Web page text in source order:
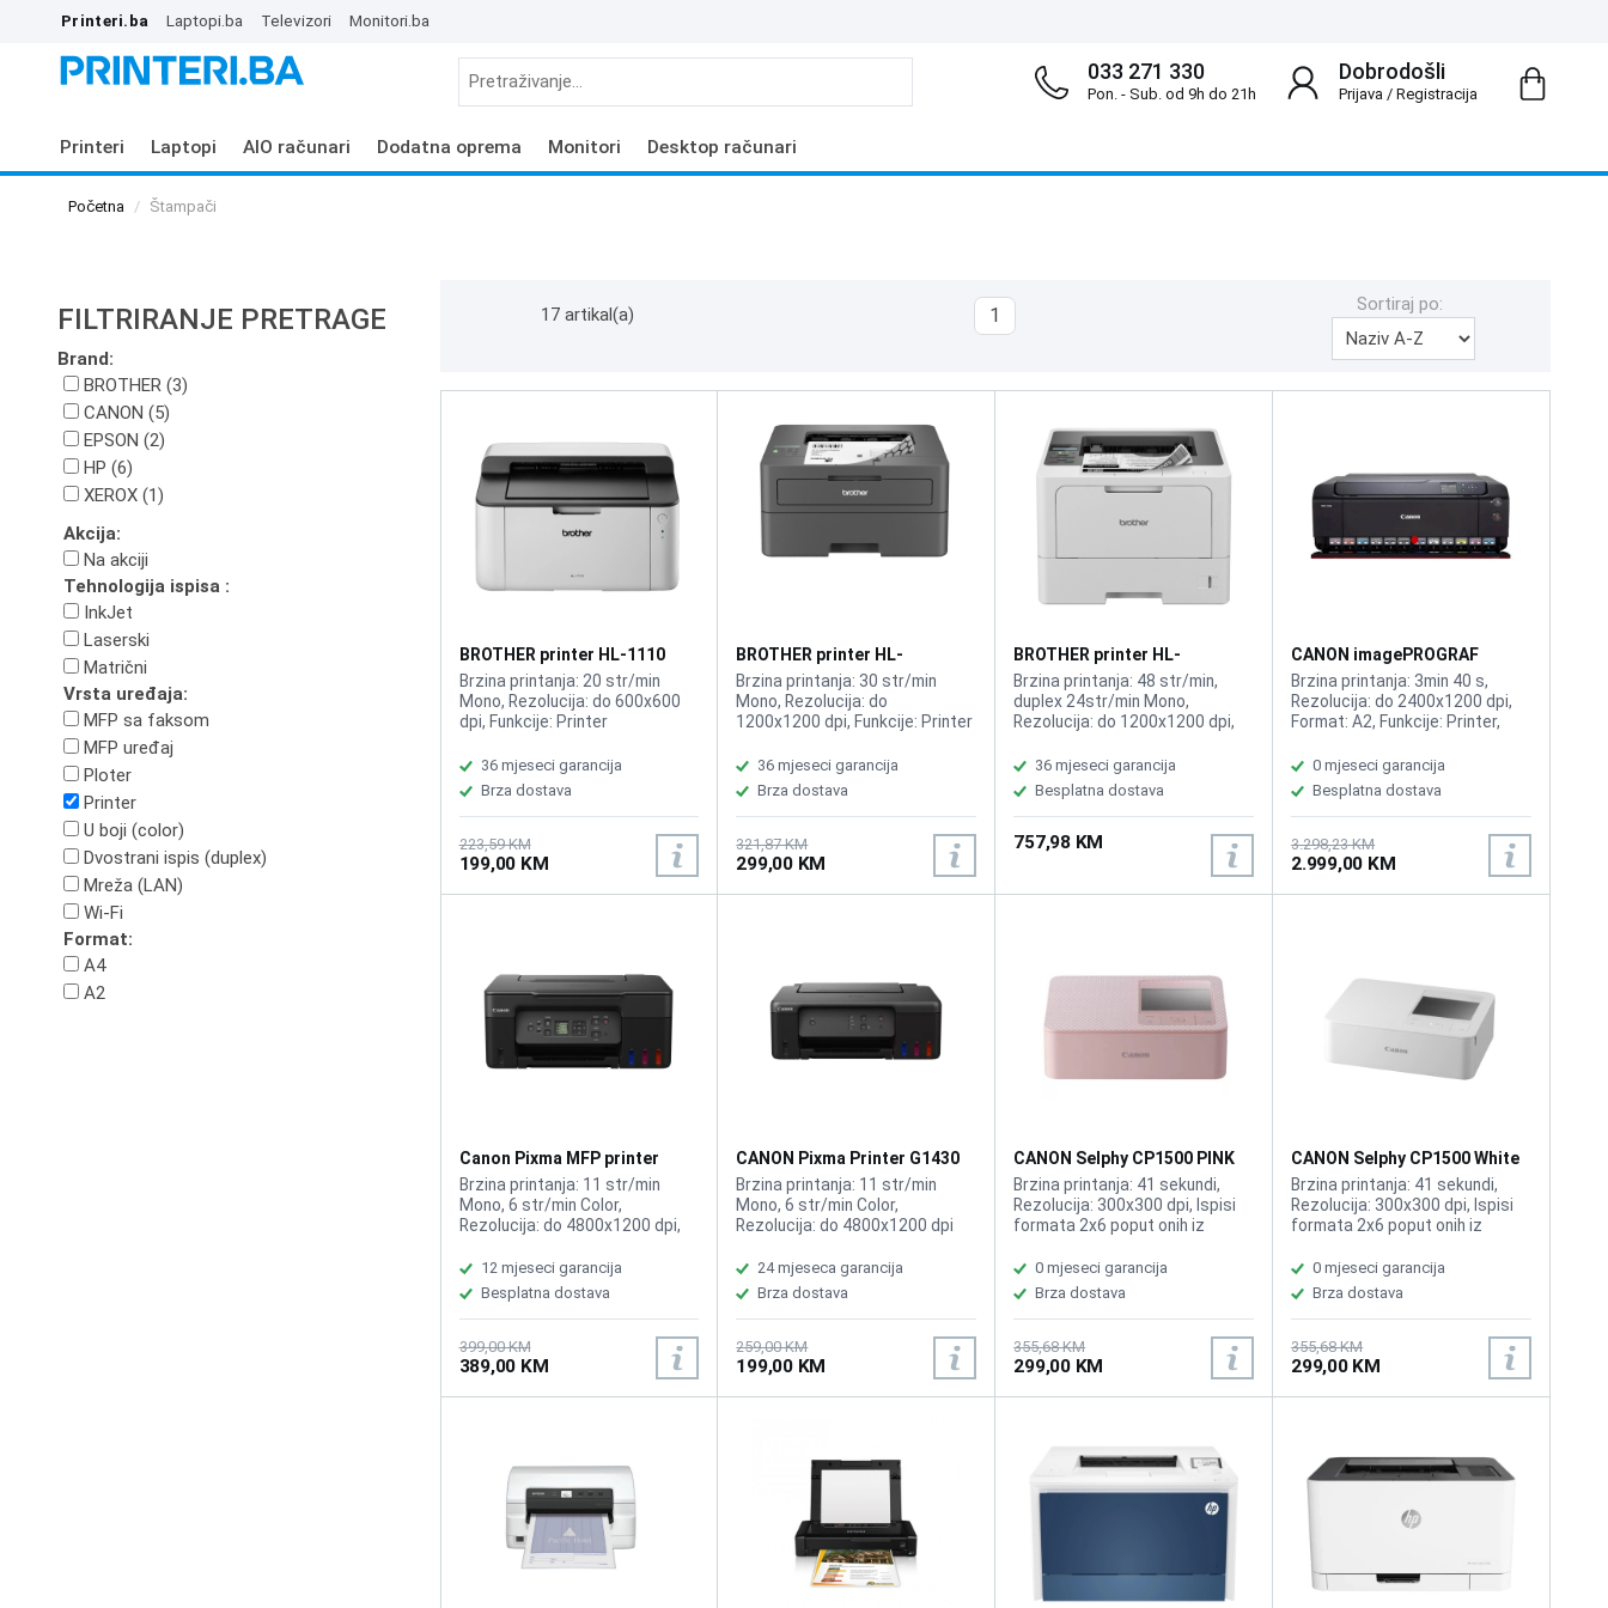
Printeri.ba Laptopi.ba Televizori Monitori.ba
Dobrodošli
Prijava/ Registracija
033 271 330
Pon. - Sub. od 9h do 21h
Printeri Laptopi AIO računari Dodatna oprema Monitori Desktop računari
Početna Štampači
FILTRIRANJE PRETRAGE
Brand:
BROTHER (3)
CANON (5)
EPSON (2)
HP (6)
XEROX (1)
Akcija:
Na akciji
Tehnologija ispisa :
InkJet
Laserski
Matrični
Vrsta uređaja:
MFP sa faksom
MFP uređaj
Ploter
Printer
U boji (color)
Dvostrani ispis (duplex)
Mreža (LAN)
Wi-Fi
Format:
A4
A2
17 artikal(a) 1 Sortiraj po:
BROTHER printer HL-1110
Brzina printanja: 20 str/min
Mono, Rezolucija: do 600x600
dpi, Funkcije: Printer
36 mjeseci garancija
Brza dostava
223,59 KM
199,00 KM
BROTHER printer HL-
L2442DW
Brzina printanja: 30 str/min
Mono, Rezolucija: do
1200x1200 dpi, Funkcije: Printer
36 mjeseci garancija
Brza dostava
321,87 KM
299,00 KM
BROTHER printer HL-
L5210DW
Brzina printanja: 48 str/min,
duplex 24str/min Mono,
Rezolucija: do 1200x1200 dpi,
36 mjeseci garancija
Besplatna dostava
757,98 KM
CANON imagePROGRAF
PRO1100 A2 Printer
Brzina printanja: 3min 40 s,
Rezolucija: do 2400x1200 dpi,
Format: A2, Funkcije: Printer,
Kompatiblno sa Canon LUCIA
PRO II spremnici s tintom:PFI-
4100MBK/
PBK/C/M/Y/PC/PM/GY/PGY/R/B/CO
0 mjeseci garancija
Besplatna dostava
3.298,23 KM
2.999,00 KM
Canon Pixma MFP printer
G3470
Brzina printanja: 11 str/min
Mono, 6 str/min Color,
Rezolucija: do 4800x1200 dpi,
Kompatibilno sa CANON tinta
GI-41 BLACK, GI-41 CYAN, GI-41
MAGENTA, GI-41 YELLOW
12 mjeseci garancija
Besplatna dostava
399,00 KM
389,00 KM
CANON Pixma Printer G1430
Brzina printanja: 11 str/min
Mono, 6 str/min Color,
Rezolucija: do 4800x1200 dpi
24 mjeseca garancija
Brza dostava
259,00 KM
199,00 KM
CANON Selphy CP1500 PINK
printer
Brzina printanja: 41 sekundi,
Rezolucija: 300x300 dpi, Ispisi
formata 2x6 poput onih iz
samofotografiranje, Funkcije:
Printer za fotografije 10x15,
Wi-Fi, USB, Podržava kartice:
SD, SDHC, SDXC, USB-C Flash
memorija, Podržano uz adapter
: miniSD, miniSDHC, microSD,
0 mjeseci garancija
Brza dostava
355,68 KM
299,00 KM
CANON Selphy CP1500 White
Printer
Brzina printanja: 41 sekundi,
Rezolucija: 300x300 dpi, Ispisi
formata 2x6 poput onih iz
samofotografiranje, Funkcije:
Printer za fotografije 10x15,
Wi-Fi, USB, Podržava kartice:
SD, SDHC, SDXC, USB-C Flash
memorija, Podržano uz adapter
: miniSD, miniSDHC, microSD,
0 mjeseci garancija
Brza dostava
355,68 KM
299,00 KM